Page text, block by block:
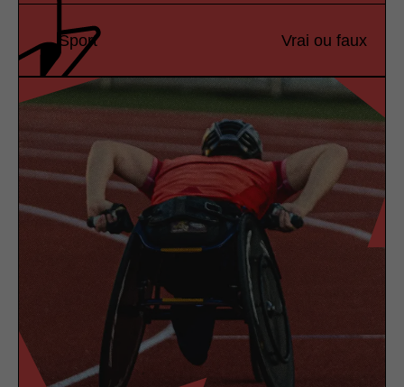
Sport Vrai ou faux